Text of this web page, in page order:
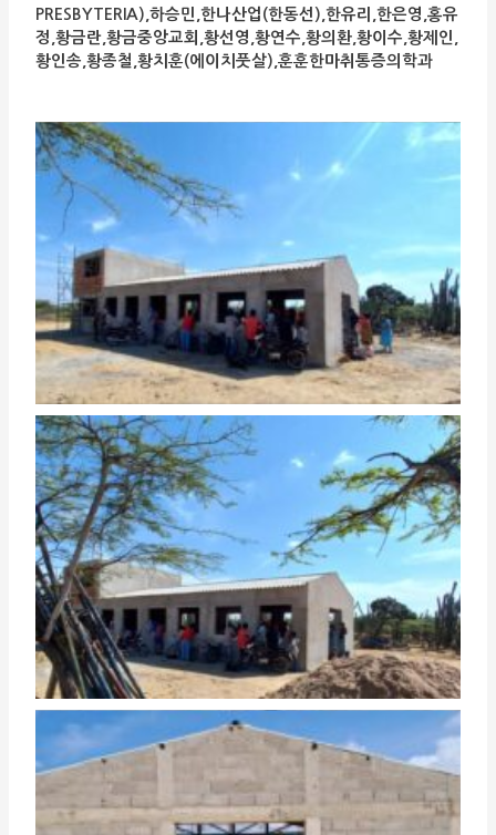
PRESBYTERIA),하승민,한나산업(한동선),한유리,한은영,홍유
정,황금란,황금중앙교회,황선영,황연수,황의환,황이수,황제인,
황인송,황종철,황치훈(에이치풋살),훈훈한마취통증의학과